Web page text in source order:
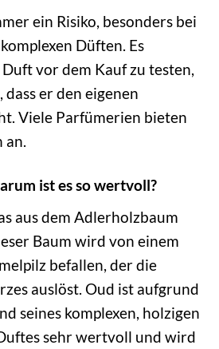
ein Risiko, besonders bei
Düften. Es
vor dem Kauf zu testen,
er den eigenen
Viele Parfümerien bieten
an.
ist es so wertvoll?
aus dem Adlerholzbaum
Baum wird von einem
befallen, der die
auslöst. Oud ist aufgrund
seines komplexen, holzigen
sehr wertvoll und wird